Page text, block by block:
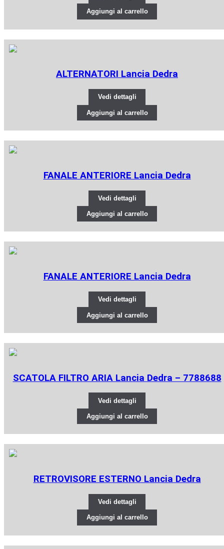
Aggiungi al carrello
ALTERNATORI Lancia Dedra
Vedi dettagli
Aggiungi al carrello
FANALE ANTERIORE Lancia Dedra
Vedi dettagli
Aggiungi al carrello
FANALE ANTERIORE Lancia Dedra
Vedi dettagli
Aggiungi al carrello
SCATOLA FILTRO ARIA Lancia Dedra – 7788688
Vedi dettagli
Aggiungi al carrello
RETROVISORE ESTERNO Lancia Dedra
Vedi dettagli
Aggiungi al carrello